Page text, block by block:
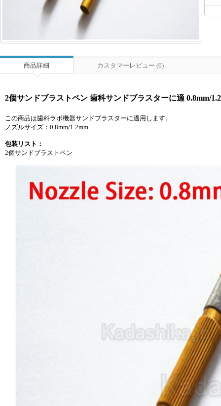
商品詳細 カスタマーレビュー (0)
2個サンドブラストペン 歯科サンドブラスターに適 0.8mm/
この商品は歯科ラボ機器サンドブラスターに適用します。
ノズルサイズ：0.8mm/1.2mm
包装リスト：
2個サンドブラストペン